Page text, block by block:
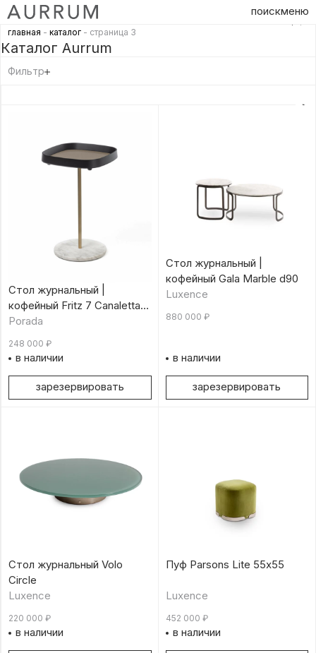
поискменю
главная - каталог - страница 3
Каталог Aurrum
Фильтр
Стол журнальный |
кофейный Fritz 7 Canaletta
Wengé
Porada
248 000 ₽
в наличии
зарезервировать
Стол журнальный |
кофейный Gala Marble d90
Luxence
880 000 ₽
в наличии
зарезервировать
Стол журнальный Volo
Circle
Luxence
220 000 ₽
в наличии
Пуф Parsons Lite 55х55
Luxence
452 000 ₽
в наличии